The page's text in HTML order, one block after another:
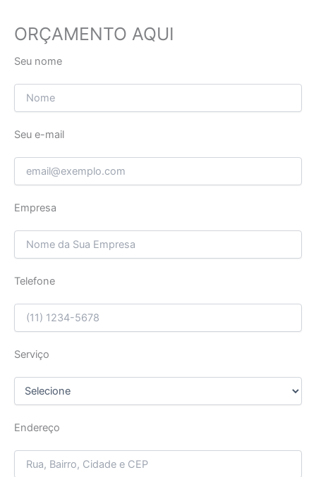
ORÇAMENTO AQUI
Seu nome
Seu e-mail
Empresa
Telefone
Serviço
Endereço